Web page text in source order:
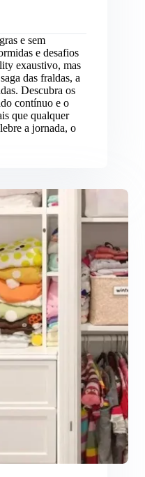
e sem
e desafios
exaustivo, mas
das fraldas, a
Descubra os
contínuo e o
que qualquer
a jornada, o